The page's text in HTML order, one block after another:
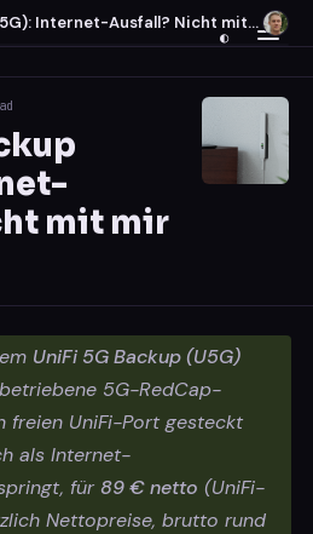
◐
UniFi 5G Backup (U5G): Internet-Ausfall? Nicht mit mir 📡
mit mir
UniFi 5G Backup (U5G)
5G-RedCap-
freien UniFi-Port gesteckt
als Internet-
für 89 € netto (UniFi-
Nettopreise, brutto rund